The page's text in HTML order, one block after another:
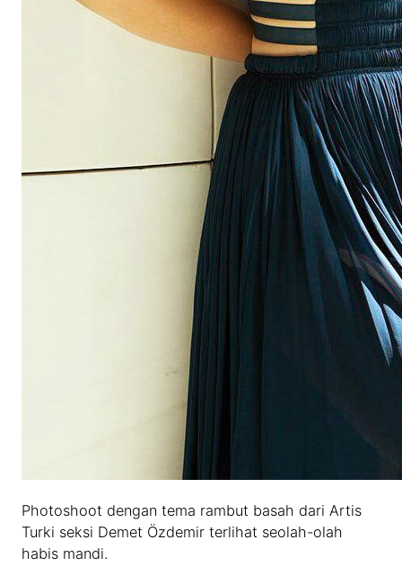
Photoshoot dengan tema rambut basah dari Artis
Turki seksi Demet Özdemir terlihat seolah-olah
habis mandi.